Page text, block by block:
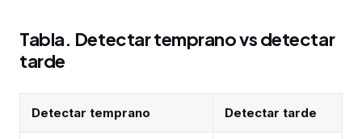
Tabla. Detectar temprano vs detectar
tarde
Detectar temprano Detectar tarde